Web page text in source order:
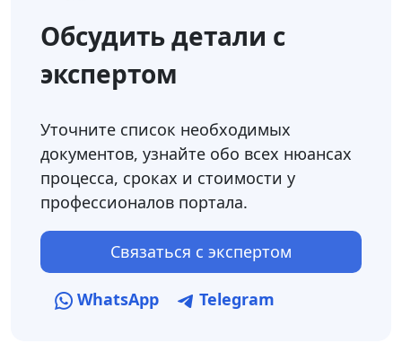
Обсудить детали с
экспертом
Уточните список необходимых
документов, узнайте обо всех нюансах
процесса, сроках и стоимости у
профессионалов портала.
Связаться с экспертом
WhatsApp Telegram